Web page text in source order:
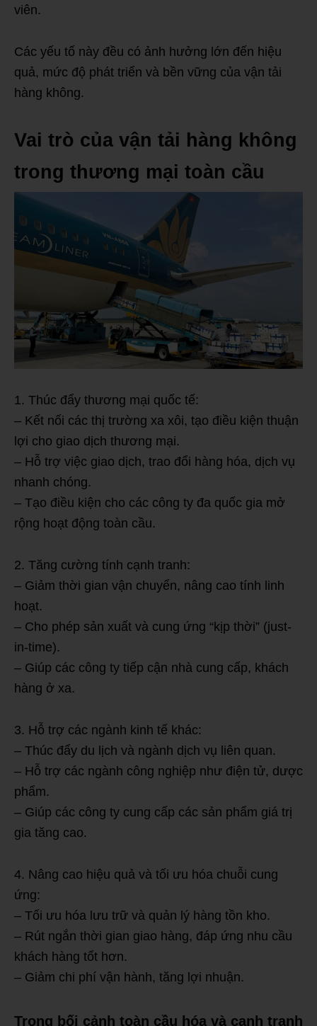
viên.
Các yếu tố này đều có ảnh hưởng lớn đến hiệu
quả, mức độ phát triển và bền vững của vận tải
hàng không.
Vai trò của vận tải hàng không
trong thương mại toàn cầu
1. Thúc đẩy thương mại quốc tế:
– Kết nối các thị trường xa xôi, tạo điều kiện thuận
lợi cho giao dịch thương mại.
– Hỗ trợ việc giao dịch, trao đổi hàng hóa, dịch vụ
nhanh chóng.
– Tạo điều kiện cho các công ty đa quốc gia mở
rộng hoạt động toàn cầu.
2. Tăng cường tính cạnh tranh:
– Giảm thời gian vận chuyển, nâng cao tính linh
hoạt.
– Cho phép sản xuất và cung ứng “kịp thời” (just-
in-time).
– Giúp các công ty tiếp cận nhà cung cấp, khách
hàng ở xa.
3. Hỗ trợ các ngành kinh tế khác:
– Thúc đẩy du lịch và ngành dịch vụ liên quan.
– Hỗ trợ các ngành công nghiệp như điện tử, dược
phẩm.
– Giúp các công ty cung cấp các sản phẩm giá trị
gia tăng cao.
4. Nâng cao hiệu quả và tối ưu hóa chuỗi cung
ứng:
– Tối ưu hóa lưu trữ và quản lý hàng tồn kho.
– Rút ngắn thời gian giao hàng, đáp ứng nhu cầu
khách hàng tốt hơn.
– Giảm chi phí vận hành, tăng lợi nhuận.
Trong bối cảnh toàn cầu hóa và cạnh tranh